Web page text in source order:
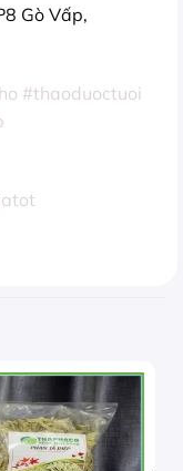
Gò Vấp,
#thaoduoctuoi